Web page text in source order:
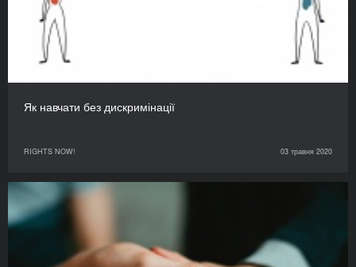
Як навчати без дискримінації
RIGHTS NOW! 03 травня 2020